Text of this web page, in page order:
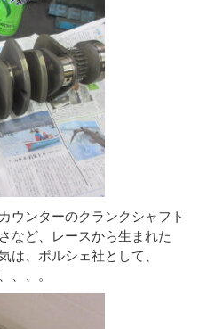
ウンターのクランクシャフト
など、レースから生まれた
は、ポルシェ社として、
、、。